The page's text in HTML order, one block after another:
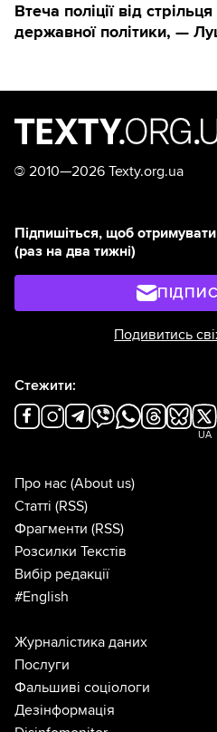
Втеча поліції від
державної політики, —
© 2010—2026 Texty.org.ua
Підпишіться, щоб
(раз на два тижні)
Подивитись
Стежити:
UA
Про нас (About us)
Статті (RSS)
Фрагменти (RSS)
Розсилки Текстів
Вибір редакції
#English
Журналістика даних
Послуги
Фальшиві соціологи
Дезінформація